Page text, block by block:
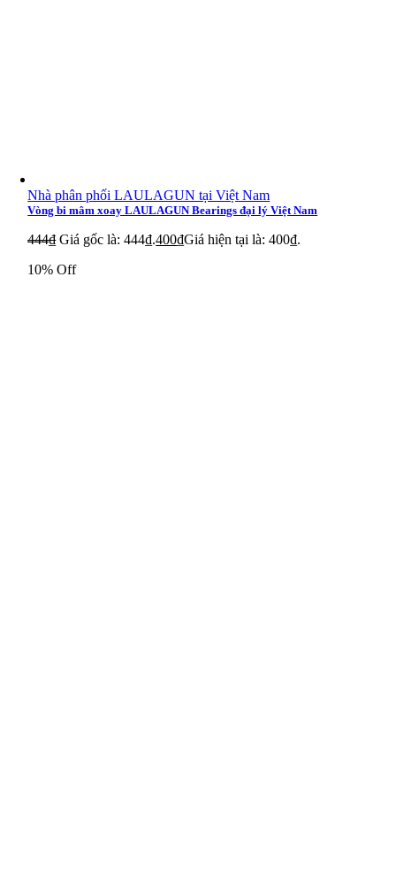
Nhà phân phối LAULAGUN tại Việt Nam
Vòng bi mâm xoay LAULAGUN Bearings đại lý Việt Nam
444₫ Giá gốc là: 444₫.400₫Giá hiện tại là: 400₫.
10% Off